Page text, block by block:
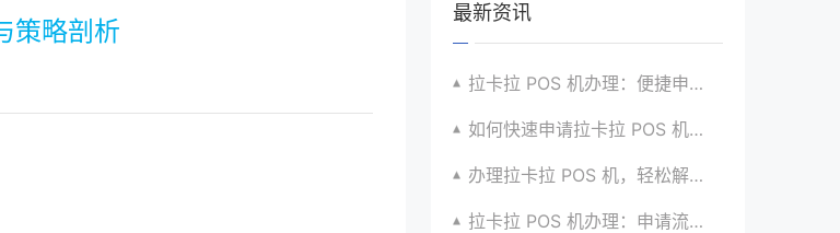
策略剖析
最新资讯
拉卡拉 POS 机办理：便捷申请，快速到账超安心
如何快速申请拉卡拉 POS 机？经验分享超有用
办理拉卡拉 POS 机，轻松解决收款难题的办法
拉卡拉 POS 机办理：申请流程简化版来袭